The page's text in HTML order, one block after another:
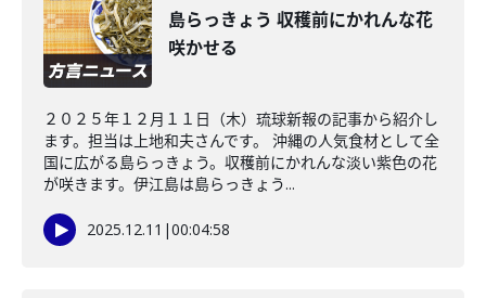
島らっきょう 収穫前にかれんな花
咲かせる
２０２５年１２月１１日（木）琉球新報の記事から紹介し
ます。担当は上地和夫さんです。 沖縄の人気食材として全
国に広がる島らっきょう。収穫前にかれんな淡い紫色の花
が咲きます。伊江島は島らっきょう...
2025.12.11 |00:04:58